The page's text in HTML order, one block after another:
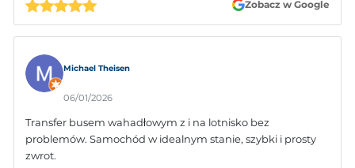
Zobacz w Google
Michael Theisen
06/01/2026
Transfer busem wahadłowym z i na lotnisko bez
problemów. Samochód w idealnym stanie, szybki i prosty
zwrot.